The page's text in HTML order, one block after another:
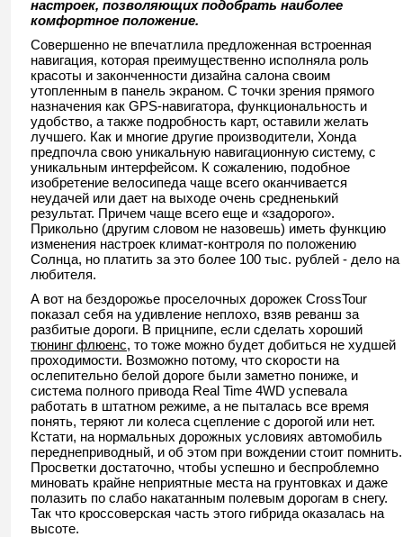
настроек, позволяющих подобрать наиболее
комфортное положение.
Совершенно не впечатлила предложенная встроенная
навигация, которая преимущественно исполняла роль
красоты и законченности дизайна салона своим
утопленным в панель экраном. С точки зрения прямого
назначения как GPS-навигатора, функциональность и
удобство, а также подробность карт, оставили желать
лучшего. Как и многие другие производители, Хонда
предпочла свою уникальную навигационную систему, с
уникальным интерфейсом. К сожалению, подобное
изобретение велосипеда чаще всего оканчивается
неудачей или дает на выходе очень средненький
результат. Причем чаще всего еще и «задорого».
Прикольно (другим словом не назовешь) иметь функцию
изменения настроек климат-контроля по положению
Солнца, но платить за это более 100 тыс. рублей - дело на
любителя.
А вот на бездорожье проселочных дорожек CrossTour
показал себя на удивление неплохо, взяв реванш за
разбитые дороги. В прицнипе, если сделать хороший
тюнинг флюенс, то тоже можно будет добиться не худшей
проходимости. Возможно потому, что скорости на
ослепительно белой дороге были заметно пониже, и
система полного привода Real Time 4WD успевала
работать в штатном режиме, а не пыталась все время
понять, теряют ли колеса сцепление с дорогой или нет.
Кстати, на нормальных дорожных условиях автомобиль
переднеприводный, и об этом при вождении стоит помнить.
Просветки достаточно, чтобы успешно и беспроблемно
миновать крайне неприятные места на грунтовках и даже
полазить по слабо накатанным полевым дорогам в снегу.
Так что кроссоверская часть этого гибрида оказалась на
высоте.